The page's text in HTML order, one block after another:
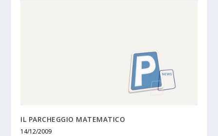
IL PARCHEGGIO MATEMATICO
14/12/2009